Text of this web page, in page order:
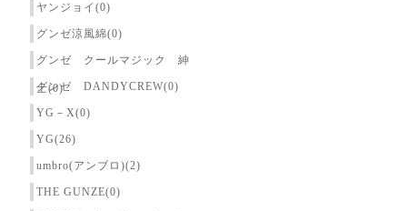
ヤンジョイ(0)
グンゼ涼風綿(0)
グンゼ クールマジック 紳
士(0)
グンゼ DANDYCREW(0)
YG－X(0)
YG(26)
umbro(アンブロ)(2)
THE GUNZE(0)